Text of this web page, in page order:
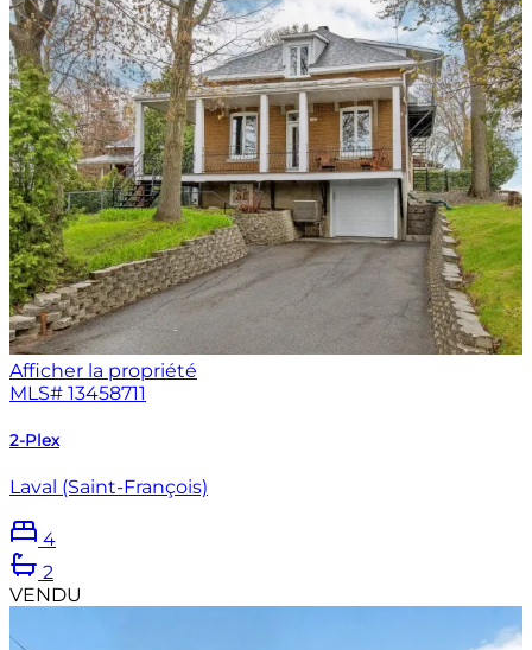
Afficher la propriété
MLS# 13458711
2-Plex
Laval (Saint-François)
4
2
VENDU